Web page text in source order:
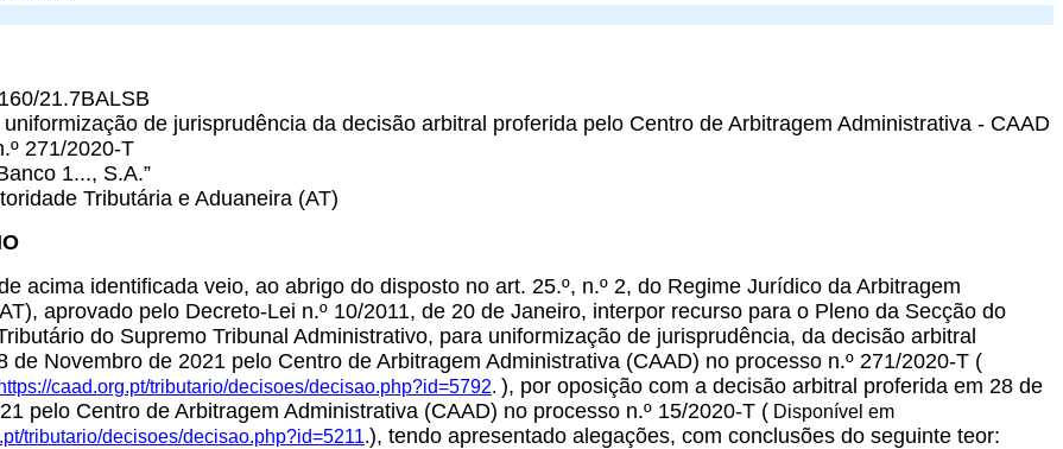
21.7BALSB
de jurisprudência da decisão arbitral proferida pelo Centro de Arbitragem Administrativa - CAAD
271/2020-T
1..., S.A.”
Tributária e Aduaneira (AT)
acima identificada veio, ao abrigo do disposto no art. 25.º, n.º 2, do Regime Jurídico da Arbitragem
aprovado pelo Decreto-Lei n.º 10/2011, de 20 de Janeiro, interpor recurso para o Pleno da Secção do
do Supremo Tribunal Administrativo, para uniformização de jurisprudência, da decisão arbitral
de Novembro de 2021 pelo Centro de Arbitragem Administrativa (CAAD) no processo n.º 271/2020-T (
https://caad.org.pt/tributario/decisoes/decisao.php?id=5792. ), por oposição com a decisão arbitral proferida em 28 de
pelo Centro de Arbitragem Administrativa (CAAD) no processo n.º 15/2020-T ( Disponível em
tributario/decisoes/decisao.php?id=5211.), tendo apresentado alegações, com conclusões do seguinte teor: